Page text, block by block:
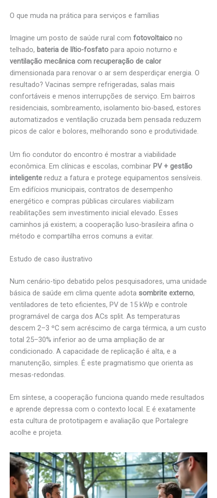
O que muda na prática para serviços e famílias
Imagine um posto de saúde rural com fotovoltaico no
telhado, bateria de lítio-fosfato para apoio noturno e
ventilação mecânica com recuperação de calor
dimensionada para renovar o ar sem desperdiçar energia. O
resultado? Vacinas sempre refrigeradas, salas mais
confortáveis e menos interrupções de serviço. Em bairros
residenciais, sombreamento, isolamento bio-based, estores
automatizados e ventilação cruzada bem pensada reduzem
picos de calor e bolores, melhorando sono e produtividade.
Um fio condutor do encontro é mostrar a viabilidade
econômica. Em clínicas e escolas, combinar PV + gestão
inteligente reduz a fatura e protege equipamentos sensíveis.
Em edifícios municipais, contratos de desempenho
energético e compras públicas circulares viabilizam
reabilitações sem investimento inicial elevado. Esses
caminhos já existem; a cooperação luso-brasileira afina o
método e compartilha erros comuns a evitar.
Estudo de caso ilustrativo
Num cenário-tipo debatido pelos pesquisadores, uma unidade
básica de saúde em clima quente adota sombrite externo,
ventiladores de teto eficientes, PV de 15 kWp e controle
programável de carga dos ACs split. As temperaturas
descem 2–3 ºC sem acréscimo de carga térmica, a um custo
total 25–30% inferior ao de uma ampliação de ar
condicionado. A capacidade de replicação é alta, e a
manutenção, simples. É este pragmatismo que orienta as
mesas-redondas.
Em síntese, a cooperação funciona quando mede resultados
e aprende depressa com o contexto local. E é exatamente
esta cultura de prototipagem e avaliação que Portalegre
acolhe e projeta.